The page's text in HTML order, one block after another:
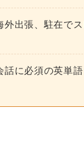
外出張、駐在で
話に必須の英単